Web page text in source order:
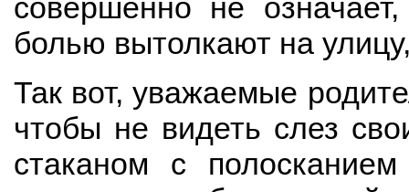
совершенно не
болью вытолкают на
Так вот, уважаемые
чтобы не видеть слез
стаканом с